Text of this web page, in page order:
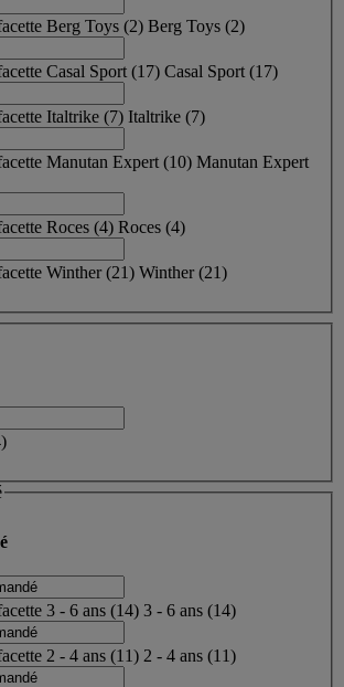
Berg Toys (2) Berg Toys (2)
Casal Sport (17) Casal Sport (17)
Italtrike (7) Italtrike (7)
Manutan Expert (10) Manutan Expert
Roces (4) Roces (4)
Winther(21) Winther(21)
)
3 - 6 ans (14) 3 - 6 ans (14)
2 - 4 ans (11) 2 - 4 ans (11)